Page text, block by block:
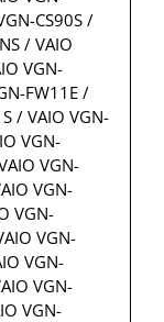
CS90S /
/ VAIO
VGN-
FW11E /
/ VAIO VGN-
VGN-
VGN-
VGN-
VGN-
VGN-
VGN-
VGN-
VGN-